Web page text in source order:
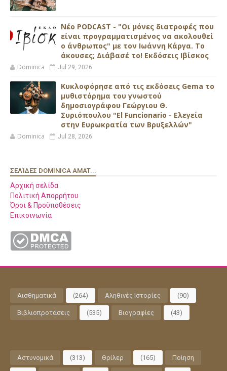
Νέο PODCAST - "Οι μόνες διατροφές που
είναι προγραμματισμένος να ακολουθεί
ο άνθρωπος" με τον Ιωάννη Κάργα. Το
άκουσες; Διάβασέ το! Εκδόσεις Ιβίσκος
Dominica Jul 29, 2026
Κυκλοφόρησε από τις εκδόσεις Gema το
μυθιστόρημα του γνωστού
δημοσιογράφου Γεώργιου Θ.
Συριόπουλου "El Funcionario - Ελεγεία
στην Ευρωκρατία των Βρυξελλών"
Dominica Jul 28, 2026
ΣΕΛΊΔΕΣ DOMINICA AMAT...
Αρχική σελίδα
Πολιτική Απορρήτου
Όροι & Προϋποθέσεις
Επικοινωνία
Αισθηματικά (264) Αληθινές Ιστορίες (90)
Βιβλιοπροτάσεις (535) Βιογραφίες (43)
Αστυνομικά (313) Θρίλερ (165) Ποίηση